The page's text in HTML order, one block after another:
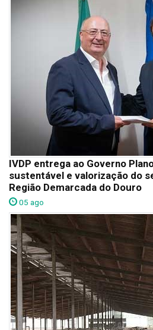
IVDP entrega ao Governo
sustentável e valorização do
Região Demarcada do Douro
05 ago